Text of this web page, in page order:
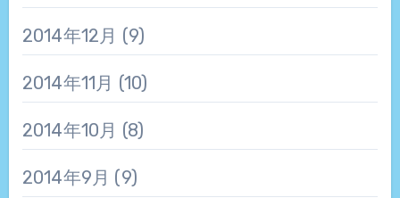
2014年12月 (9)
2014年11月 (10)
2014年10月 (8)
2014年9月 (9)